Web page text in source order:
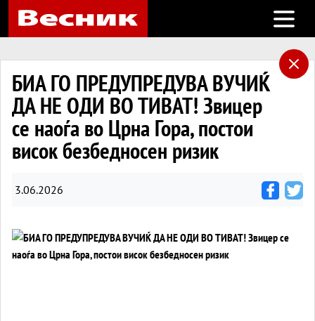
Open
БИА ГО ПРЕДУПРЕДУВА ВУЧИЌ
ДА НЕ ОДИ ВО ТИВАТ! Звицер
се наоѓа во Црна Гора, постои
висок безбедносен ризик
3.06.2026